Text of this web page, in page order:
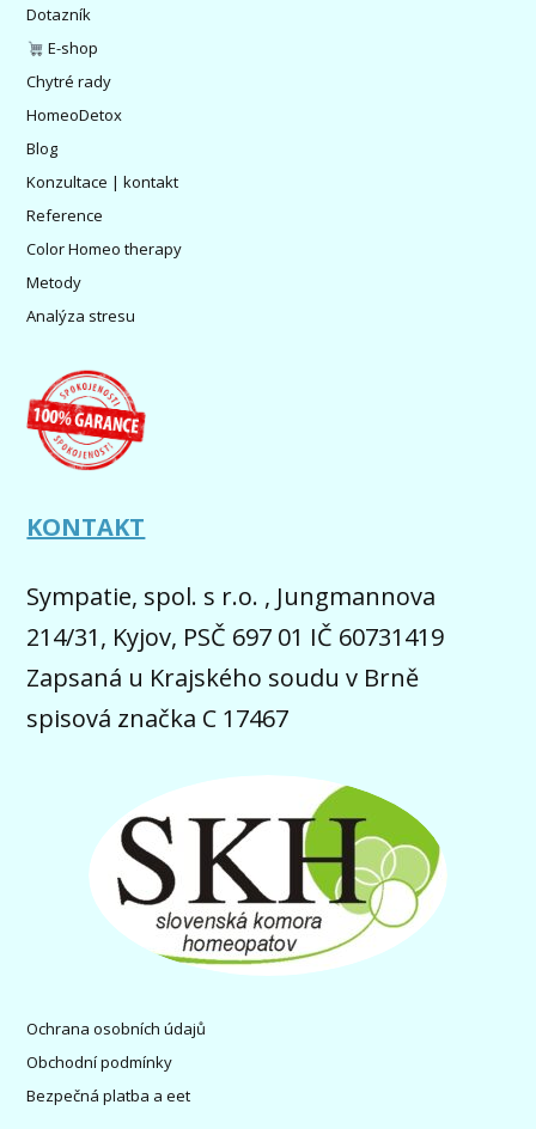
Dotazník
E-shop
Chytré rady
HomeoDetox
Blog
Konzultace | kontakt
Reference
Color Homeo therapy
Metody
Analýza stresu
KONTAKT
Sympatie, spol. s r.o. , Jungmannova
214/31, Kyjov, PSČ 697 01 IČ 60731419
Zapsaná u Krajského soudu v Brně
spisová značka C 17467
Ochrana osobních údajů
Obchodní podmínky
Bezpečná platba a eet